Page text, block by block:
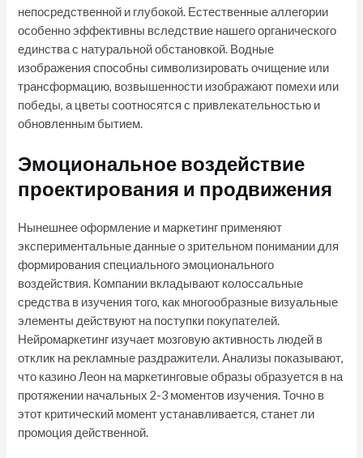
непосредственной и глубокой. Естественные аллегории
особенно эффективны вследствие нашего органического
единства с натуральной обстановкой. Водные
изображения способны символизировать очищение или
трансформацию, возвышенности изображают помехи или
победы, а цветы соотносятся с привлекательностью и
обновленным бытием.
Эмоциональное воздействие
проектирования и продвижения
Нынешнее оформление и маркетинг применяют
экспериментальные данные о зрительном понимании для
формирования специального эмоционального
воздействия. Компании вкладывают колоссальные
средства в изучения того, как многообразные визуальные
элементы действуют на поступки покупателей.
Нейромаркетинг изучает мозговую активность людей в
отклик на рекламные раздражители. Анализы показывают,
что казино Леон на маркетинговые образы образуется в на
протяжении начальных 2-3 моментов изучения. Точно в
этот критический момент устанавливается, станет ли
промоция действенной.